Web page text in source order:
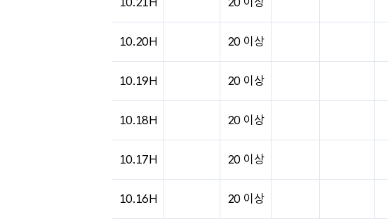
10.20H 20 이상
10.19H 20 이상
10.18H 20 이상
10.17H 20 이상
10.16H 20 이상